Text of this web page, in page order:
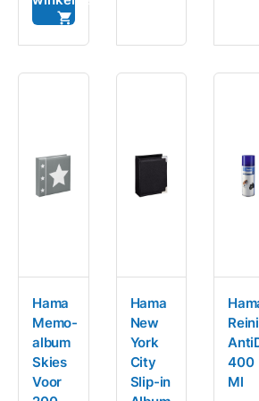
Hama
Memo-
album
Skies
Voor
Hama
New
York
City
Slip-in
400
Ml